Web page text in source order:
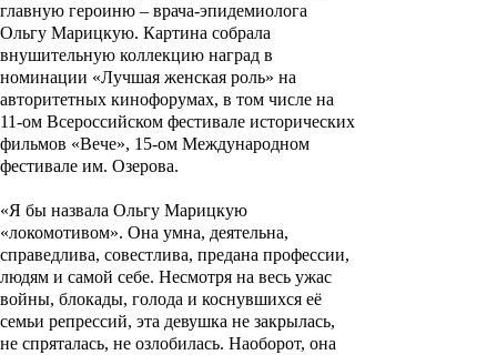
главную героиню – врача-эпидемиолога
Ольгу Марицкую. Картина собрала
внушительную коллекцию наград в
номинации «Лучшая женская роль» на
авторитетных кинофорумах, в том числе на
11-ом Всероссийском фестивале исторических
фильмов «Вече», 15-ом Международном
фестивале им. Озерова.
«Я бы назвала Ольгу Марицкую
«локомотивом». Она умна, деятельна,
справедлива, совестлива, предана профессии,
людям и самой себе. Несмотря на весь ужас
войны, блокады, голода и коснувшихся её
семьи репрессий, эта девушка не закрылась,
не спряталась, не озлобилась. Наоборот, она